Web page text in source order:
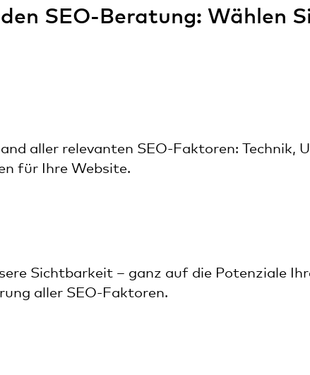
SEO-Beratung: Wählen
aller relevanten SEO-Faktoren: Technik,
für Ihre Website.
Sichtbarkeit – ganz auf die Potenziale
aller SEO-Faktoren.